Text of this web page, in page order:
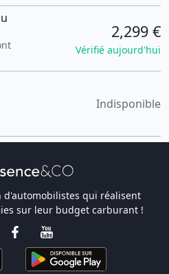
2,299 €
Vérifié aujourd'hui
Indisponible
d'automobilistes qui réalisent
sur leur budget carburant !